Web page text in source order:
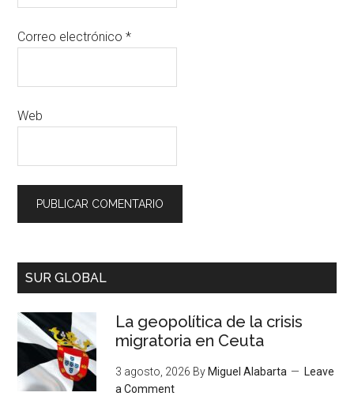
Correo electrónico*
Web
SUR GLOBAL
La geopolítica de la crisis
migratoria en Ceuta
3 agosto, 2026 By Miguel Alabarta
Leave
a Comment